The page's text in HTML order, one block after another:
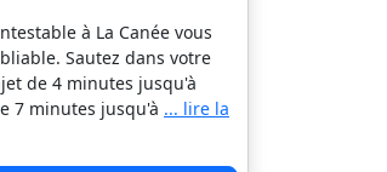
à La Canée vous
Sautez dans votre
de 4 minutes jusqu'à
7 minutes jusqu'à ... lire la